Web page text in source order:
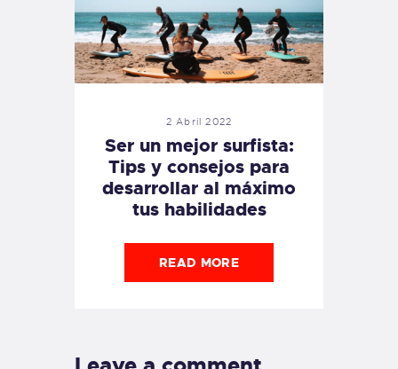
2 Abril 2022
Ser un mejor surfista:
Tips y consejos para
desarrollar al máximo
tus habilidades
READ MORE